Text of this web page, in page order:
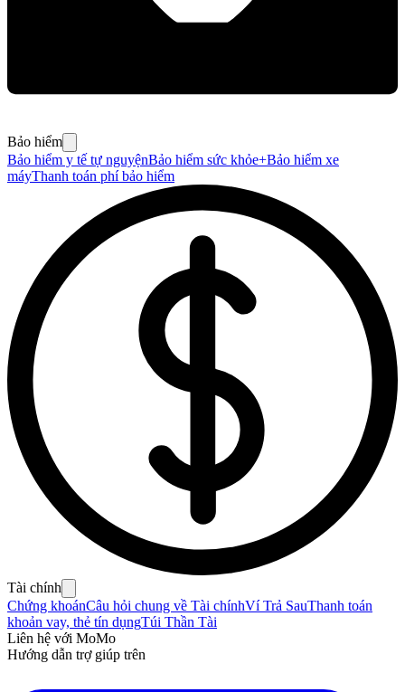
Bảo hiểm
Bảo hiểm y tế tự nguyệnBảo hiểm sức khỏe+Bảo hiểm xe
máyThanh toán phí bảo hiểm
Tài chính
Chứng khoánCâu hỏi chung về Tài chínhVí Trả SauThanh toán
khoản vay, thẻ tín dụngTúi Thần Tài
Liên hệ với MoMo
Hướng dẫn trợ giúp trên